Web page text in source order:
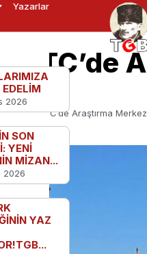
Yazarlar
KKTC’de Araştırma
2026
SON
YENİ
MİZAN...
2026
YAZ